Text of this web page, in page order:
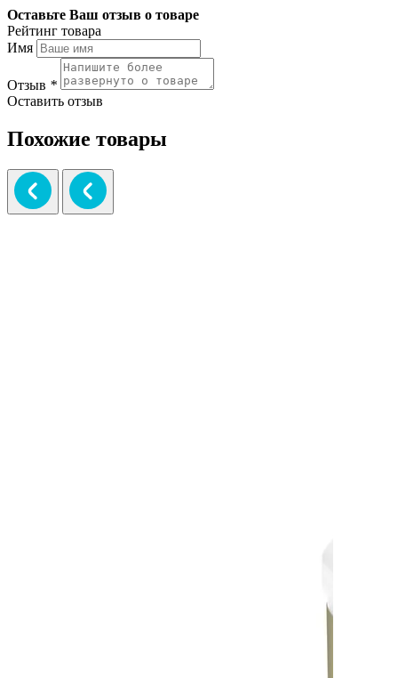
Оставьте Ваш отзыв о товаре
Рейтинг товара
Имя
Отзыв *
Оставить отзыв
Похожие товары